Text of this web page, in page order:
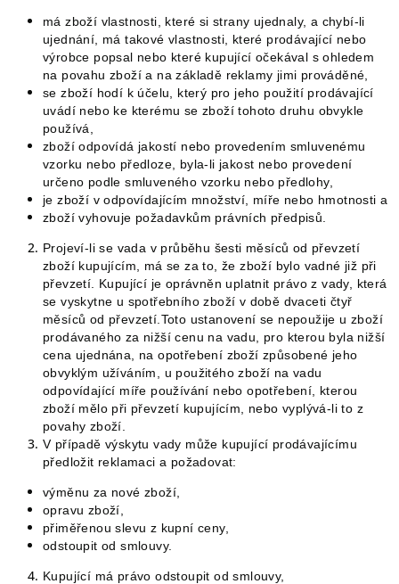
má zboží vlastnosti, které si strany ujednaly, a chybí-li
ujednání, má takové vlastnosti, které prodávající nebo
výrobce popsal nebo které kupující očekával s ohledem
na povahu zboží a na základě reklamy jimi prováděné,
se zboží hodí k účelu, který pro jeho použití prodávající
uvádí nebo ke kterému se zboží tohoto druhu obvykle
používá,
zboží odpovídá jakostí nebo provedením smluvenému
vzorku nebo předloze, byla-li jakost nebo provedení
určeno podle smluveného vzorku nebo předlohy,
je zboží v odpovídajícím množství, míře nebo hmotnosti a
zboží vyhovuje požadavkům právních předpisů.
Projeví-li se vada v průběhu šesti měsíců od převzetí
zboží kupujícím, má se za to, že zboží bylo vadné již při
převzetí. Kupující je oprávněn uplatnit právo z vady, která
se vyskytne u spotřebního zboží v době dvaceti čtyř
měsíců od převzetí.Toto ustanovení se nepoužije u zboží
prodávaného za nižší cenu na vadu, pro kterou byla nižší
cena ujednána, na opotřebení zboží způsobené jeho
obvyklým užíváním, u použitého zboží na vadu
odpovídající míře používání nebo opotřebení, kterou
zboží mělo při převzetí kupujícím, nebo vyplývá-li to z
povahy zboží.
V případě výskytu vady může kupující prodávajícímu
předložit reklamaci a požadovat:
výměnu za nové zboží,
opravu zboží,
přiměřenou slevu z kupní ceny,
odstoupit od smlouvy.
Kupující má právo odstoupit od smlouvy,